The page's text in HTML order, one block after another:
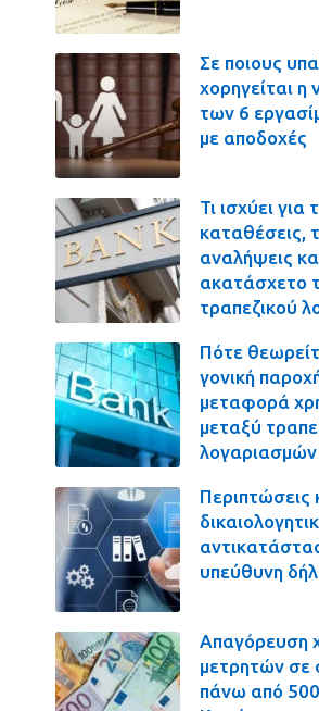
Σε ποιους
χορηγείται η
των 6
με αποδοχές
Τι ισχύει για
καταθέσεις,
αναλήψεις
ακατάσχετο
τραπεζικού
Πότε
γονική
μεταφορά
μεταξύ
λογαριασμών
Περιπτώσεις
υπεύθυνη
Απαγόρευση
μετρητών σε
πάνω από